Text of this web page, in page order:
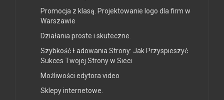
Promocja z klasą. Projektowanie logo dla firm w
Warszawie
Działania proste i skuteczne.
Szybkość Ładowania Strony: Jak Przyspieszyć
Sukces Twojej Strony w Sieci
Możliwości edytora video
Sklepy internetowe.